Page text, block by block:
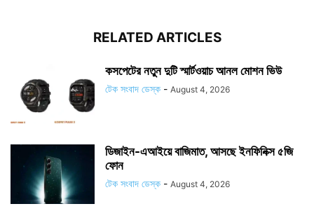
RELATED ARTICLES
কসপেটের নতুন দুটি স্মার্টওয়াচ আনল মোশন ভিউ
টেক সংবাদ ডেস্ক - August 4, 2026
ডিজাইন-এআইয়ে বাজিমাত, আসছে ইনফিনিক্স ৫জি
ফোন
টেক সংবাদ ডেস্ক - August 4, 2026